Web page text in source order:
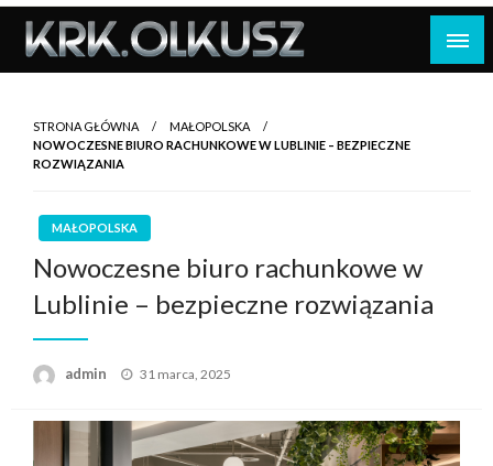
Skip
content
STRONA GŁÓWNA
MAŁOPOLSKA
NOWOCZESNE BIURO RACHUNKOWE W LUBLINIE – BEZPIECZNE
ROZWIĄZANIA
MAŁOPOLSKA
Nowoczesne biuro rachunkowe w
Lublinie – bezpieczne rozwiązania
admin
Opublikowane
31 marca, 2025